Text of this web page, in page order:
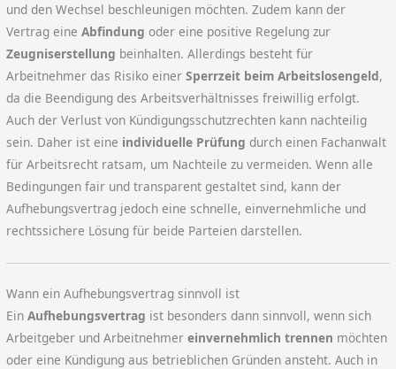
und den Wechsel beschleunigen möchten. Zudem kann der
Vertrag eineAbfindung oder eine positive Regelung zur
Zeugniserstellung beinhalten. Allerdings besteht für
Arbeitnehmer das Risiko einerSperrzeit beim Arbeitslosengeld,
da die Beendigung des Arbeitsverhältnisses freiwillig erfolgt.
Auch der Verlust von Kündigungsschutzrechten kann nachteilig
sein. Daher ist eine individuelle Prüfung durch einen Fachanwalt
für Arbeitsrecht ratsam, um Nachteile zu vermeiden. Wenn alle
Bedingungen fair und transparent gestaltet sind, kann der
Aufhebungsvertrag jedoch eine schnelle, einvernehmliche und
rechtssichere Lösung für beide Parteien darstellen.
Wann ein Aufhebungsvertrag sinnvoll ist
EinAufhebungsvertrag ist besonders dann sinnvoll, wenn sich
Arbeitgeber und Arbeitnehmereinvernehmlich trennen möchten
oder eine Kündigung aus betrieblichen Gründen ansteht. Auch in